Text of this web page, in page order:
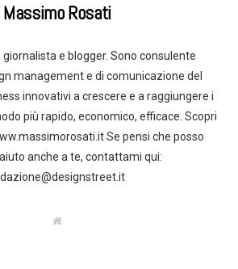
Massimo Rosati
e blogger. Sono consulente
management e di comunicazione del
innovativi a crescere e a raggiungere i
più rapido, economico, efficace. Scopri
Se pensi che posso
anche a te, contattami qui:
W